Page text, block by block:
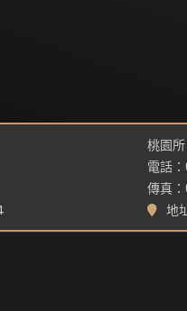
桃園所
電話
傳真
地